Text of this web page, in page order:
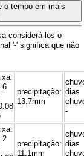
o tempo em mais
considerá-los o
'-' significa que não
precipitação:
13.7mm
dias
-
precipitação:
11.1mm
dias